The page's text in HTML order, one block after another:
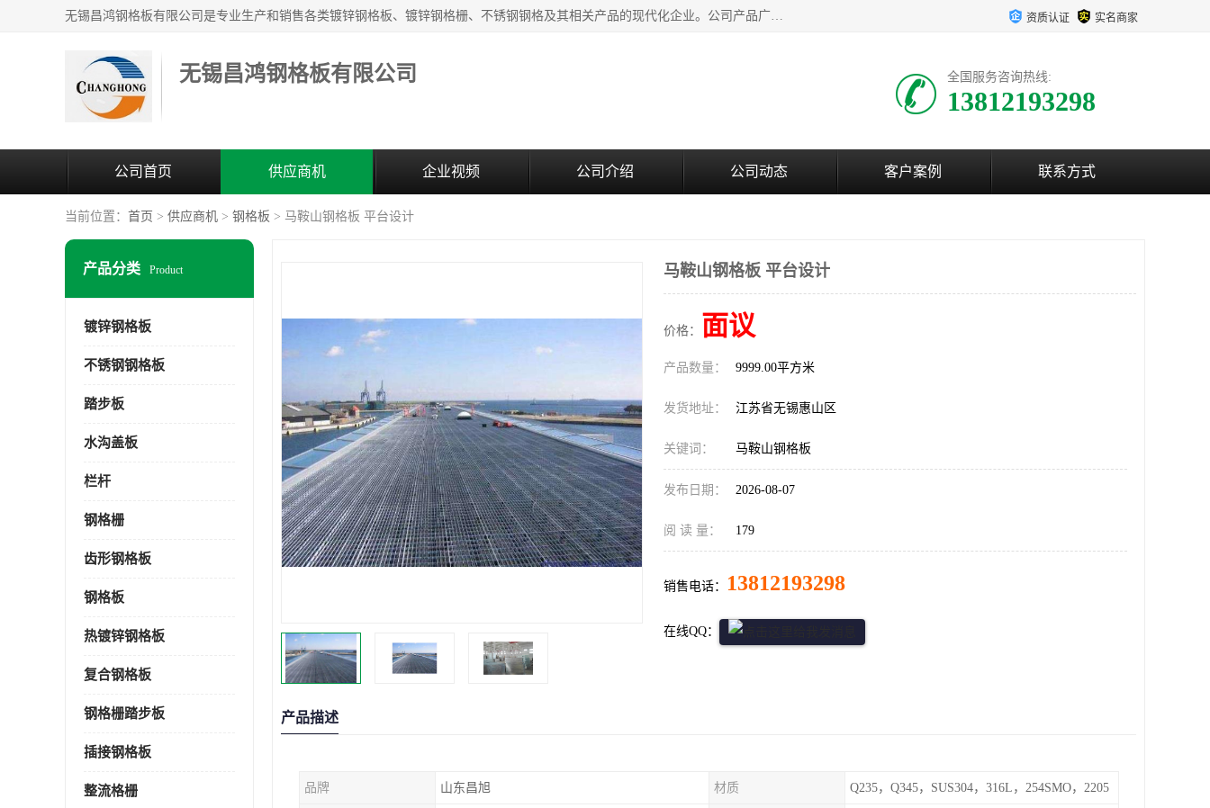
无锡昌鸿钢格板有限公司是专业生产和销售各类镀锌钢格板、镀锌钢格栅、不锈钢钢格及其相关产品的现代化企业。公司产品广泛运用于石油、化工、港口、电力、运输、造纸、医药、钢铁、食品、市政、房地产、制造业等各个领域。 资质认证 实名商家
无锡昌鸿钢格板有限公司 全国服务咨询热线:
13812193298
公司首页 供应商机 企业视频 公司介绍 公司动态 客户案例 联系方式
当前位置： 首页 > 供应商机 > 钢格板 > 马鞍山钢格板 平台设计
产品分类 Product
镀锌钢格板
不锈钢钢格板
踏步板
水沟盖板
栏杆
钢格栅
齿形钢格板
钢格板
热镀锌钢格板
复合钢格板
钢格栅踏步板
插接钢格板
整流格栅
马鞍山钢格板 平台设计
价格： 面议
产品数量： 9999.00平方米
发货地址： 江苏省无锡惠山区
关键词： 马鞍山钢格板
发布日期： 2026-08-07
阅 读 量： 179
销售电话： 13812193298
在线QQ：
产品描述
品牌 山东昌旭 材质 Q235，Q345，SUS304，316L，254SMO，2205